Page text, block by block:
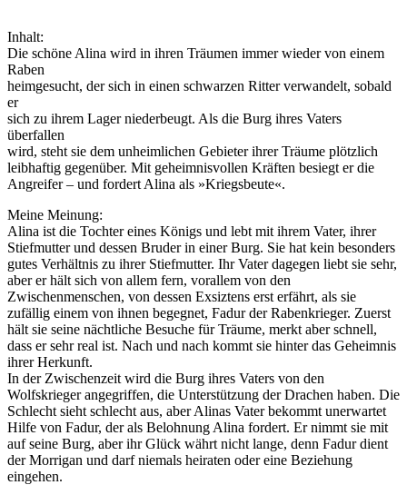
Inhalt:
Die schöne Alina wird in ihren Träumen immer wieder von einem
Raben
heimgesucht, der sich in einen schwarzen Ritter verwandelt, sobald
er
sich zu ihrem Lager niederbeugt. Als die Burg ihres Vaters
überfallen
wird, steht sie dem unheimlichen Gebieter ihrer Träume plötzlich
leibhaftig gegenüber. Mit geheimnisvollen Kräften besiegt er die
Angreifer – und fordert Alina als »Kriegsbeute«.
Meine Meinung:
Alina ist die Tochter eines Königs und lebt mit ihrem Vater, ihrer
Stiefmutter und dessen Bruder in einer Burg. Sie hat kein besonders
gutes Verhältnis zu ihrer Stiefmutter. Ihr Vater dagegen liebt sie sehr,
aber er hält sich von allem fern, vorallem von den
Zwischenmenschen, von dessen Exsiztens erst erfährt, als sie
zufällig einem von ihnen begegnet, Fadur der Rabenkrieger. Zuerst
hält sie seine nächtliche Besuche für Träume, merkt aber schnell,
dass er sehr real ist. Nach und nach kommt sie hinter das Geheimnis
ihrer Herkunft.
In der Zwischenzeit wird die Burg ihres Vaters von den
Wolfskrieger angegriffen, die Unterstützung der Drachen haben. Die
Schlecht sieht schlecht aus, aber Alinas Vater bekommt unerwartet
Hilfe von Fadur, der als Belohnung Alina fordert. Er nimmt sie mit
auf seine Burg, aber ihr Glück währt nicht lange, denn Fadur dient
der Morrigan und darf niemals heiraten oder eine Beziehung
eingehen.